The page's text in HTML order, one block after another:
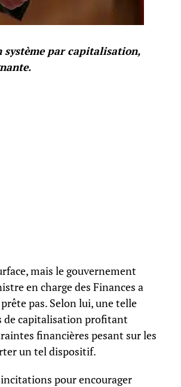
système par capitalisation,
mais le gouvernement
en charge des Finances a
pas. Selon lui, une telle
de capitalisation profitant
financières pesant sur les
un tel dispositif.
pour encourager